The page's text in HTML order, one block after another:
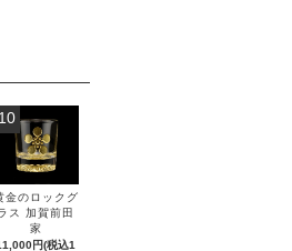
10
金のロックグ
ス 加賀前田
家
円(税込1